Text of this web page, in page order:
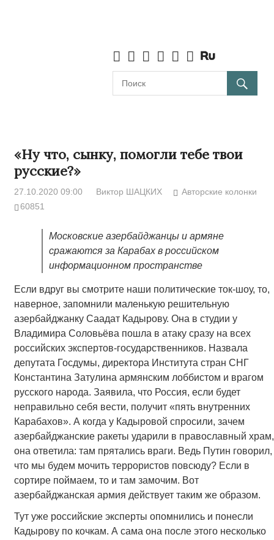
«Ну что, сынку, помогли тебе твои
русские?»
27.10.2020 09:00 Виктор ШАЦКИХ
Авторские колонки
60851
Московские азербайджанцы и армяне
сражаются за Карабах в российском
информационном пространстве
Если вдруг вы смотрите наши политические ток-шоу, то,
наверное, запомнили маленькую решительную
азербайджанку Саадат Кадырову. Она в студии у
Владимира Соловьёва пошла в атаку сразу на всех
российских экспертов-государственников. Назвала
депутата Госдумы, директора Института стран СНГ
Константина Затулина армянским лоббистом и врагом
русского народа. Заявила, что Россия, если будет
неправильно себя вести, получит «пять внутренних
Карабахов». А когда у Кадыровой спросили, зачем
азербайджанские ракеты ударили в православный храм,
она ответила: там прятались враги. Ведь Путин говорил,
что мы будем мочить террористов повсюду? Если в
сортире поймаем, то и там замочим. Вот
азербайджанская армия действует таким же образом.
Тут уже российские эксперты опомнились и понесли
Кадырову по кочкам. А сама она после этого несколько